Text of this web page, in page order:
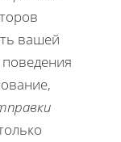
вашей